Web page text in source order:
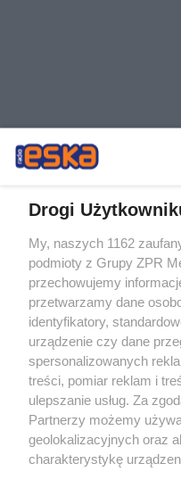
Żaden utwór zamieszczony w
rozpowszechniany lub dalej
tym także elektroniczny lub
eksploatacji w jakiejkolwiek
Internecie bez pisemnej zgody
wykorzystanie utworów w
tzn. bez właściwej zgody, jest
ścigane prawnie.
Drogi
My, naszych 1162
podmioty z Grupy ZPR
przechowujemy
przetwarzamy dane
identyfikatory,
urządzenie czy dane
spersonalizowanych
treści, pomiar reklam i
ulepszanie usług. Za
Partnerzy możemy
geolokalizacyjnych oraz
charakterystykę